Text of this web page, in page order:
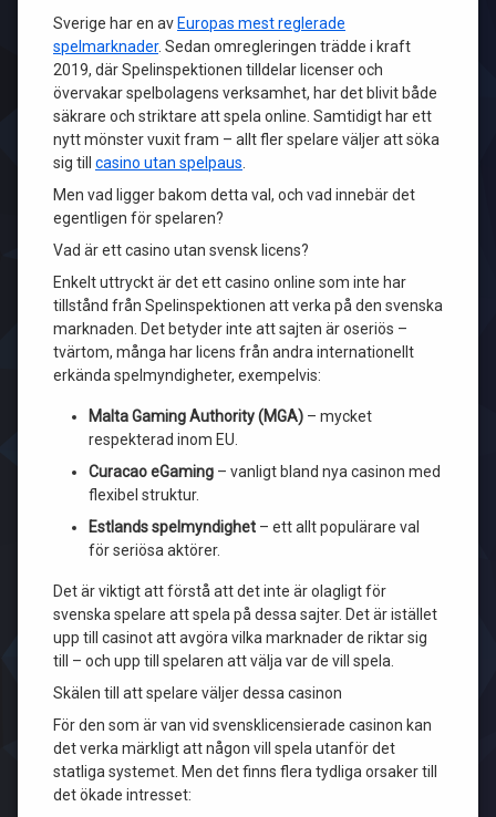
Sverige har en av Europas mest reglerade
spelmarknader. Sedan omregleringen trädde i kraft
2019, där Spelinspektionen tilldelar licenser och
övervakar spelbolagens verksamhet, har det blivit både
säkrare och striktare att spela online. Samtidigt har ett
nytt mönster vuxit fram – allt fler spelare väljer att söka
sig till casino utan spelpaus
Men vad ligger bakom detta val, och vad innebär det
egentligen för spelaren?
Vad är ett casino utan svensk licens?
Enkelt uttryckt är det ett casino online som inte har
tillstånd från Spelinspektionen att verka på den svenska
marknaden. Det betyder inte att sajten är oseriös –
tvärtom, många har licens från andra internationellt
erkända spelmyndigheter, exempelvis:
Malta Gaming Authority (MGA) – mycket
respekterad inom EU.
Curacao eGaming – vanligt bland nya casinon med
flexibel struktur.
Estlands spelmyndighet – ett allt populärare val
för seriösa aktörer.
Det är viktigt att förstå att det inte är olagligt för
svenska spelare att spela på dessa sajter. Det är istället
upp till casinot att avgöra vilka marknader de riktar sig
till – och upp till spelaren att välja var de vill spela.
Skälen till att spelare väljer dessa casinon
För den som är van vid svensklicensierade casinon kan
det verka märkligt att någon vill spela utanför det
statliga systemet. Men det finns flera tydliga orsaker till
det ökade intresset: